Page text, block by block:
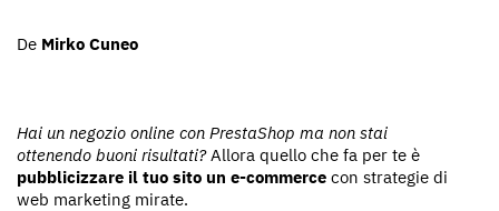
De Mirko Cuneo
Hai un negozio online con PrestaShop ma non stai
ottenendo buoni risultati?Allora quello che fa per te è
pubblicizzare il tuo sito un e-commerce con strategie di
web marketing mirate.